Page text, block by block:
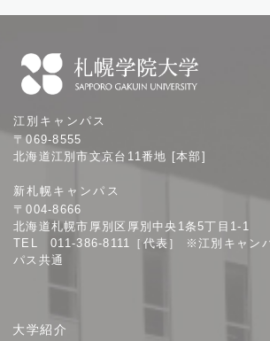
幌
学
大
学
江別キャンパス
〒069-8555
北海道江別市文京台11番地 [本部]
新札幌キャンパス
〒004-8666
北海道札幌市厚別区厚別中央1条5丁目1-1
TEL 011-386-8111［代表］ ※江別キャン
パス共通
大学紹介